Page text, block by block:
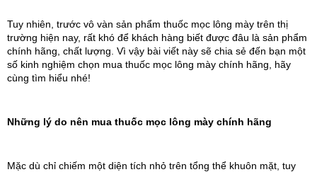
Tuy nhiên, trước vô vàn sản phẩm thuốc mọc lông mày trên thị
trường hiện nay, rất khó để khách hàng biết được đâu là sản phẩm
chính hãng, chất lượng. Vì vậy bài viết này sẽ chia sẻ đến bạn một
số kinh nghiệm chọn mua thuốc mọc lông mày chính hãng, hãy
cùng tìm hiểu nhé!
Những lý do nên mua thuốc mọc lông mày chính hãng
Mặc dù chỉ chiếm một diện tích nhỏ trên tổng thể khuôn mặt, tuy